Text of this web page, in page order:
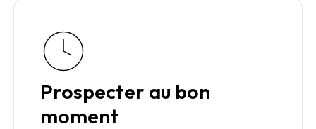
Prospecter au bon
moment